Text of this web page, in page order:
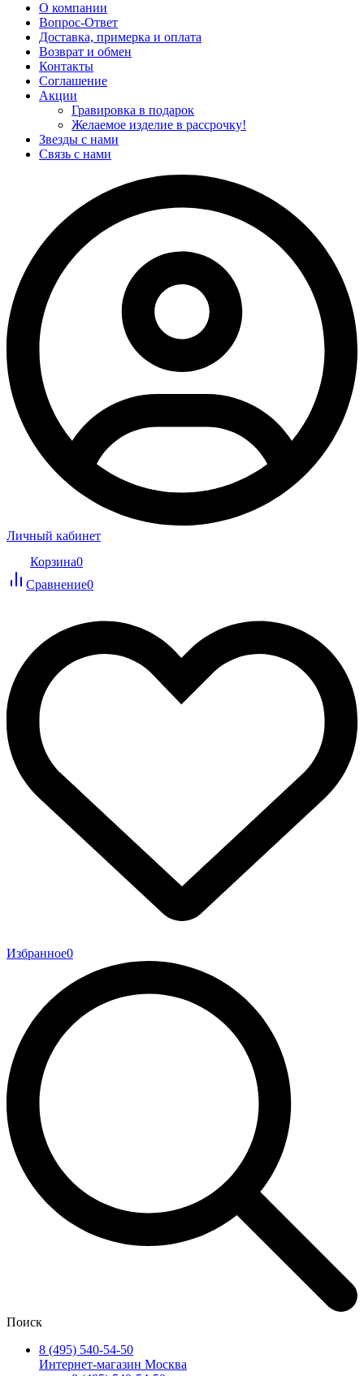
О компании
Вопрос-Ответ
Доставка, примерка и оплата
Возврат и обмен
Контакты
Соглашение
Акции
Гравировка в подарок
Желаемое изделие в рассрочку!
Звезды с нами
Связь с нами
Личный кабинет
Корзина0
Сравнение0
Избранное0
Поиск
8 (495) 540-54-50
Интернет-магазин Москва